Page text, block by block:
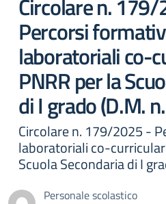
Circolare n.
Percorsi
laboratoriali co-
PNRR per la
di I grado (D.M.
Circolare n. 179/2025 -
laboratoriali co-
Scuola Secondaria di I
Personale scolastico